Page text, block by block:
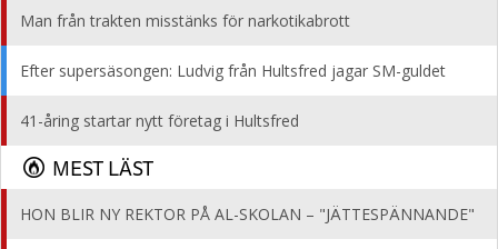
Man från trakten misstänks för narkotikabrott
Efter supersäsongen: Ludvig från Hultsfred jagar SM-guldet
41-åring startar nytt företag i Hultsfred
MEST LÄST
HON BLIR NY REKTOR PÅ AL-SKOLAN – "JÄTTESPÄNNANDE"